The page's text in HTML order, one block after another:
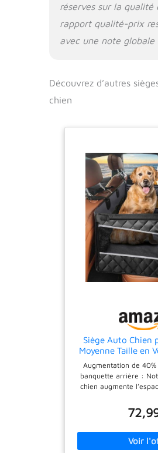
réserves sur la
rapport qualité-prix
avec une note globale
Découvrez d’autres
chien
Siège Auto Chien
Moyenne Taille en
Voiture pour
Machine,
Augmentation de
banquette arrière :
chien augmente
de mouvement de
Grâce à une assise
longs trajets et
voyage de votre animal.